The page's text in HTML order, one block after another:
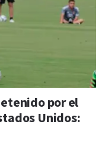
por el
Unidos: